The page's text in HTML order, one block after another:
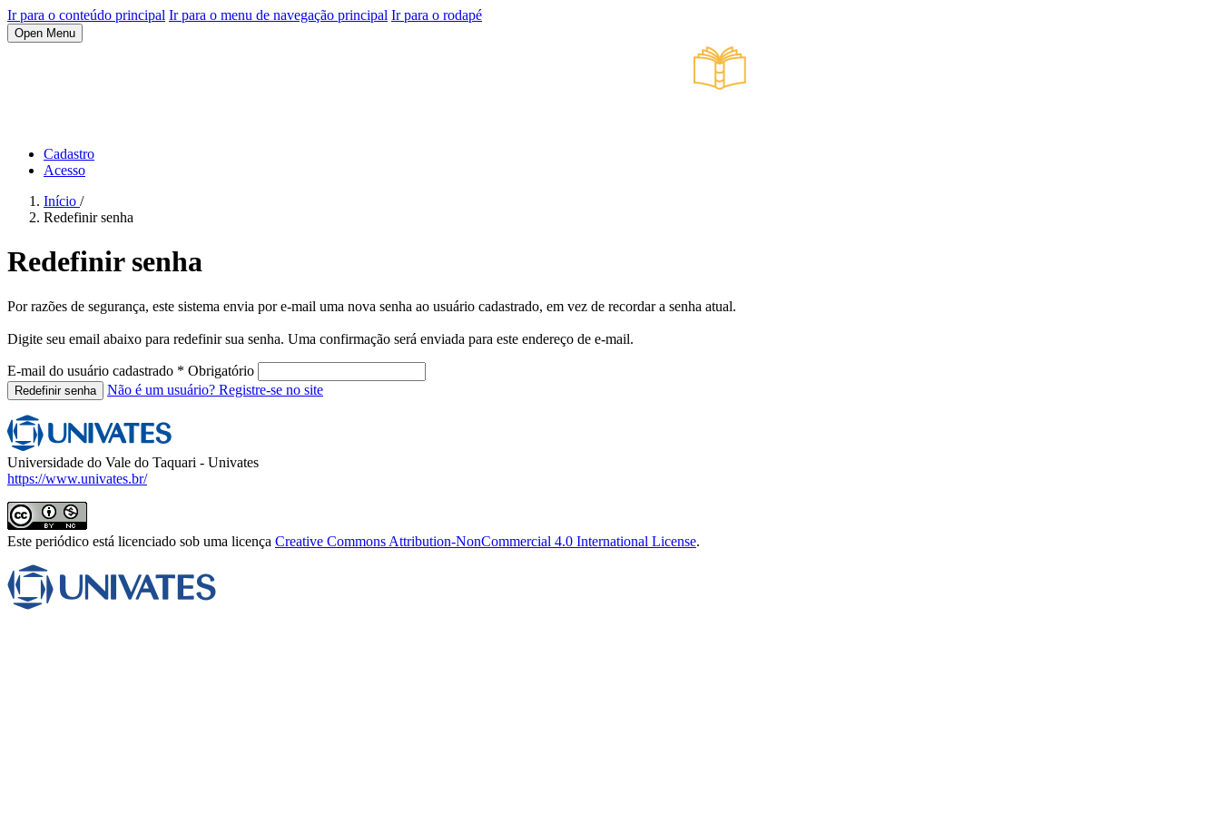
Ir para o conteúdo principal Ir para o menu de navegação principal Ir para o rodapé
Open Menu
Cadastro
Acesso
Início /
Redefinir senha
Redefinir senha
Por razões de segurança, este sistema envia por e-mail uma nova senha ao usuário cadastrado, em vez de recordar a senha atual.
Digite seu email abaixo para redefinir sua senha. Uma confirmação será enviada para este endereço de e-mail.
E-mail do usuário cadastrado * Obrigatório
Redefinir senha Não é um usuário? Registre-se no site
Universidade do Vale do Taquari - Univates
https://www.univates.br/
Este periódico está licenciado sob uma licença Creative Commons Attribution-NonCommercial 4.0 International License.